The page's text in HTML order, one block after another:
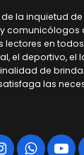
la inquietud
comunicólogos
lectores en
el deportivo, el
de
las